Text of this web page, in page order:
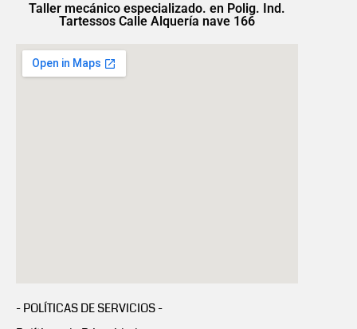
Taller mecánico especializado. en Polig. Ind.
Tartessos Calle Alquería nave 166
- POLÍTICAS DE SERVICIOS -